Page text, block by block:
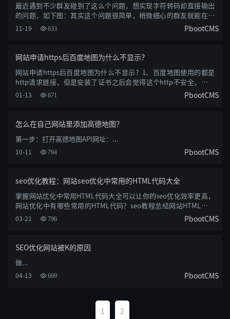
最近遇到不少群友碰到了这么个问题，想实现字符转码却直接输出
的问题，如下图：其实这个问题很简单，稍微细心的群友就能在官
网手册里发现，......
11-19 633 PbootCMS
网站申请https后百度地图为什么不显示？
网站申请https后百度地图为什么不显示？1、百度地图使用的都是
http请求链接，但是安装了证书之后会觉得这个http不安全，所以
默认请求失败，......
01-13 671 PbootCMS
怎么在自己网站里添加高德地图？
第一步：打开高德地图API网址：...
10-11 794 PbootCMS
seo优化教程：网站seo优化中常用的HTML代码大全
掌握网站优化中常用HTML代码大全可以让你的seo优化效率更高，
网站优化中有哪些常用的HTML代码？seo教程总结网站HTML优化
代码大全从网站代码......
03-21 796 PbootCMS
SEO优化网站被K的原因
做...
04-13 699 PbootCMS
1 2